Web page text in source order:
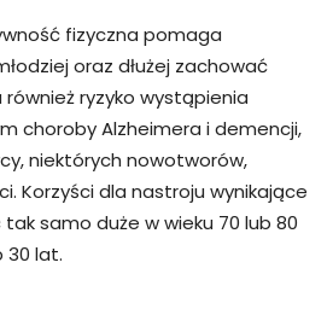
fizyczna pomaga
oraz dłużej zachować
również ryzyko wystąpienia
choroby Alzheimera i demencji,
niektórych nowotworów,
Korzyści dla nastroju wynikające
samo duże w wieku 70 lub 80
30 lat.